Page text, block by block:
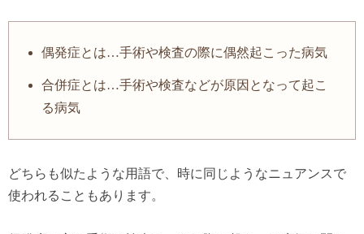
偶発症とは…手術や検査の際に偶然起こった病気
合併症とは…手術や検査などが原因となって起こ
る病気
どちらも似たような用語で、時に同じようなニュアンスで
使われることもあります。